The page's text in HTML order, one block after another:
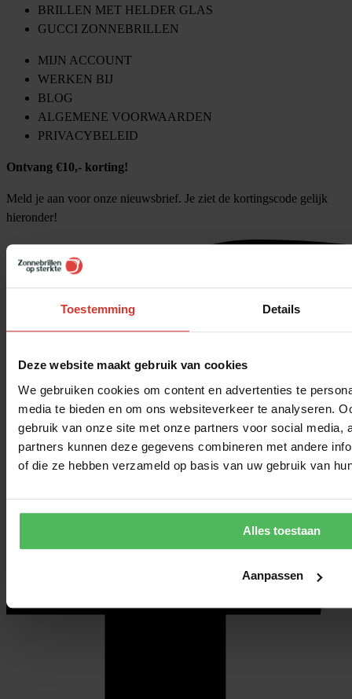
Toestemming Details
Deze website maakt gebruik van cookies
We gebruiken cookies om content en advertenties te
media te bieden en om ons websiteverkeer te analyseren.
gebruik van onze site met onze partners voor social media,
partners kunnen deze gegevens combineren met andere
of die ze hebben verzameld op basis van uw gebruik van
Alles toestaan
Aanpassen
BRILLEN MET HELDER GLAS
GUCCI ZONNEBRILLEN
MIJN ACCOUNT
WERKEN BIJ
BLOG
ALGEMENE VOORWAARDEN
PRIVACYBELEID
Ontvang €10,- korting!
Meld je aan voor onze nieuwsbrief. Je ziet de kortingscode gelijk
hieronder!